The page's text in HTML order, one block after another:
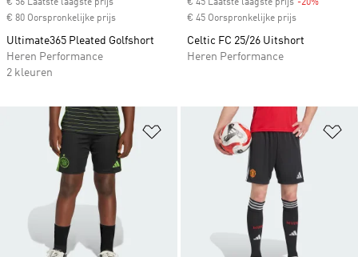
€ 56 Laatste laagste prijs
€ 80 Oorspronkelijke prijs
Ultimate365 Pleated Golfshort
Heren Performance
2 kleuren
€ 45 Laatste laagste prijs -20%
€ 45 Oorspronkelijke prijs
Celtic FC 25/26 Uitshort
Heren Performance
Op verlanglijst zetten